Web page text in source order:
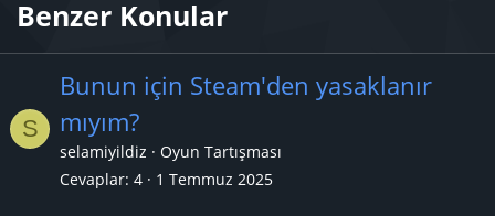
Benzer Konular
S
Bunun için Steam'den yasaklanır
mıyım?
selamiyildiz
Oyun Tartışması
Cevaplar 4 1 Temmuz 2025